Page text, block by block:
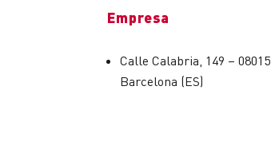
Empresa
Calle Calabria, 149 – 08015
Barcelona (ES)